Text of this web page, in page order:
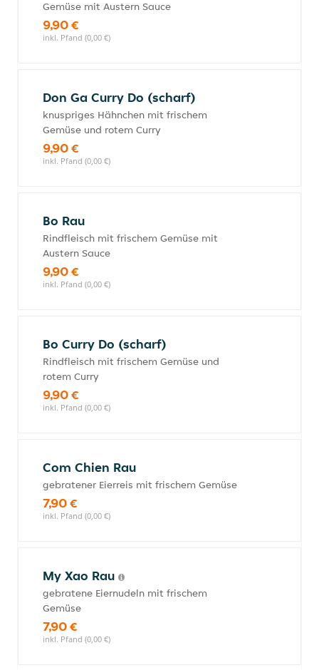
Gemüse mit Austern Sauce
9,90 €
inkl. Pfand (0,00 €)
Don Ga Curry Do (scharf)
knuspriges Hähnchen mit frischem
Gemüse und rotem Curry
9,90 €
inkl. Pfand (0,00 €)
Bo Rau
Rindfleisch mit frischem Gemüse mit
Austern Sauce
9,90 €
inkl. Pfand (0,00 €)
Bo Curry Do (scharf)
Rindfleisch mit frischem Gemüse und
rotem Curry
9,90 €
inkl. Pfand (0,00 €)
Com Chien Rau
gebratener Eierreis mit frischem Gemüse
7,90 €
inkl. Pfand (0,00 €)
My Xao Rau
gebratene Eiernudeln mit frischem
Gemüse
7,90 €
inkl. Pfand (0,00 €)